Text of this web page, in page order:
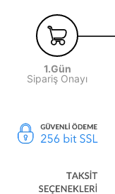
1.Gün
Sipariş Onayı